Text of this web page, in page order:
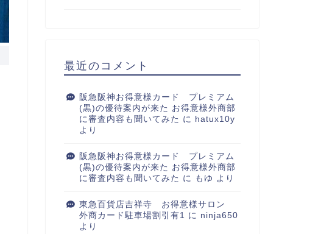
最近のコメント
阪急阪神お得意様カード プレミアム
(黒)の優待案内が来た お得意様外商部
に審査内容も聞いてみた に hatux10y
より
阪急阪神お得意様カード プレミアム
(黒)の優待案内が来た お得意様外商部
に審査内容も聞いてみた に もゆ より
東急百貨店吉祥寺 お得意様サロン
外商カード駐車場割引有1 に ninja650
より